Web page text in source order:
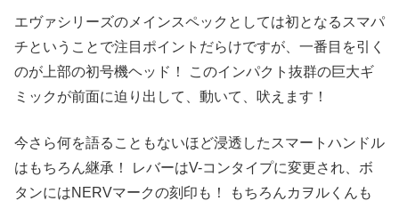
エヴァシリーズのメインスペックとしては初となるスマパ
チということで注目ポイントだらけですが、一番目を引く
のが上部の初号機ヘッド！ このインパクト抜群の巨大ギ
ミックが前面に迫り出して、動いて、吠えます！
今さら何を語ることもないほど浸透したスマートハンドル
はもちろん継承！ レバーはV-コンタイプに変更され、ボ
タンにはNERVマークの刻印も！ もちろんカヲルくんも